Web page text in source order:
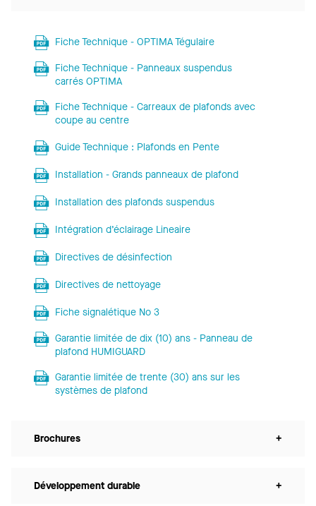
Fiche Technique - OPTIMA Tégulaire
Fiche Technique - Panneaux suspendus
carrés OPTIMA
Fiche Technique - Carreaux de plafonds avec
coupe au centre
Guide Technique : Plafonds en Pente
Installation - Grands panneaux de plafond
Installation des plafonds suspendus
Intégration d’éclairage Lineaire
Directives de désinfection
Directives de nettoyage
Fiche signalétique No 3
Garantie limitée de dix (10) ans - Panneau de
plafond HUMIGUARD
Garantie limitée de trente (30) ans sur les
systèmes de plafond
Brochures +
Développement durable +